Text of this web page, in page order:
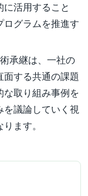
活用すること
ログラムを推進す
承継は、一社の
面する共通の課題
な取り組み事例を
を議論していく視
ます。